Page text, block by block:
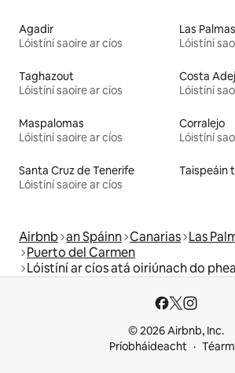
Agadir
Lóistíní saoire ar cíos
Las
Lóistíní
Taghazout
Lóistíní saoire ar cíos
Costa
Lóistíní
Maspalomas
Lóistíní saoire ar cíos
Corralejo
Lóistíní
Santa Cruz de Tenerife
Lóistíní saoire ar cíos
Taispeáin
Airbnb an Spáinn Canarias Las
Puerto del Carmen
Lóistíní ar cíos atá oiriúnach do
© 2026 Airbnb, Inc.
Príobháideacht